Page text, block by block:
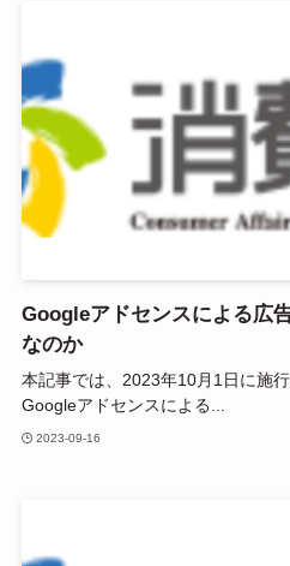
Googleアドセンスによる広
なのか
本記事では、2023年10月1日に施
Googleアドセンスによる...
2023-09-16